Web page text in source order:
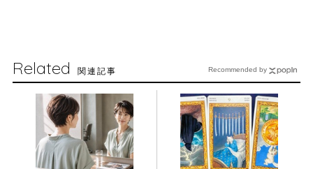
Related 関連記事 Recommended by